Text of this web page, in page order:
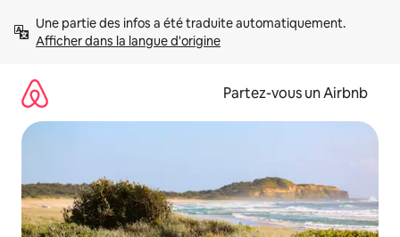
directement
Afficher dans la langue d'origine
Partez-vous un Airbnb